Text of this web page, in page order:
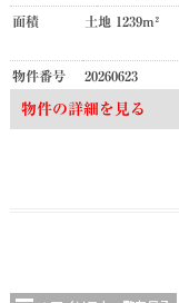
物件の詳細を見る
面積 土地 1239m²
物件番号 20260623